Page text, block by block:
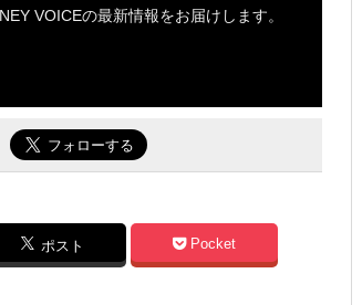
VOICEの最新情報をお届けします。
ポスト Pocket